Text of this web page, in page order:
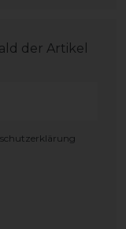
der Artikel